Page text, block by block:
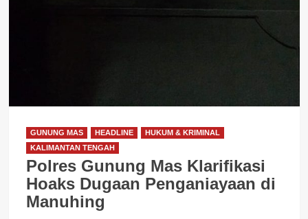
GUNUNG MAS HEADLINE
HUKUM & KRIMINAL
KALIMANTAN TENGAH
Polres Gunung Mas Klarifikasi
Hoaks Dugaan Penganiayaan di
Manuhing